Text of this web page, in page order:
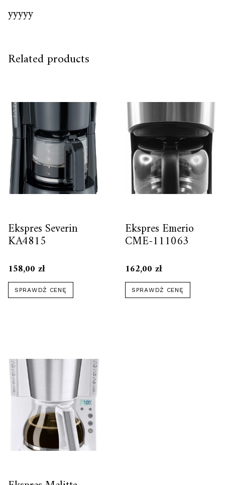
yyyyy
Related products
Ekspres Severin
KA4815
158,00 zł
SPRAWDŹ CENĘ
Ekspres Emerio
CME-111063
162,00 zł
SPRAWDŹ CENĘ